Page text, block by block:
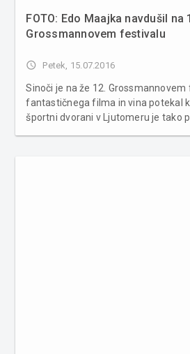
FOTO: Edo Maajka navdušil na
Grossmannovem festivalu
access_time Petek, 15.07.2016
Sinoči je na že 12. Grossmannovem
fantastičnega filma in vina potekal
športni dvorani v Ljutomeru je tako